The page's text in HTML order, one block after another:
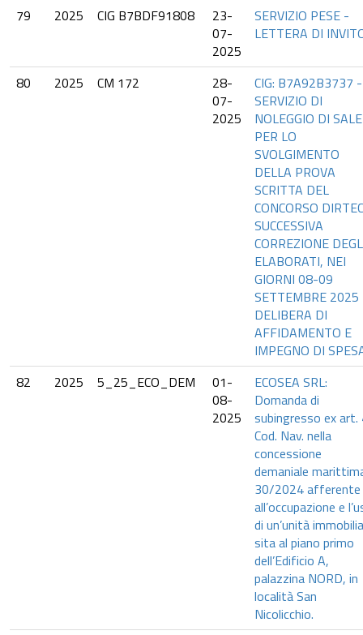
79 2025 CIG B7BDF91808
23-
07-
2025
SERVIZIO PESE -
LETTERA DI
80 2025 CM 172
28-
07-
2025
CIG: B7A92B3737 -
SERVIZIO DI
NOLEGGIO DI SALE
PER LO
SVOLGIMENTO
DELLA PROVA
SCRITTA DEL
CONCORSO
SUCCESSIVA
CORREZIONE
ELABORATI, NEI
GIORNI 08-09
SETTEMBRE
DELIBERA DI
AFFIDAMENTO E
IMPEGNO DI
82
2025 5_25_ECO_DEM
01-
08-
2025
ECOSEA SRL:
Domanda di
subingresso ex art.
Cod. Nav. nella
concessione
demaniale
30/2024 afferente
all’occupazione e
di un’unità
sita al piano primo
dell’Edificio A,
palazzina NORD, in
località San
Nicolicchio.